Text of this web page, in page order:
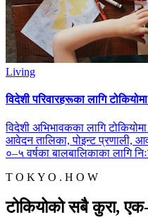
Living
विदेशी परिवारहरूका लागि
विदेशी अभिभावकका लागि टोकियोमा
आवेदन तालिका, पोइन्ट प्रणाली,
०–५ वर्षका बालबालिकाका लागि
T O K Y O . H O W
टोकियोको सबै कुरा,